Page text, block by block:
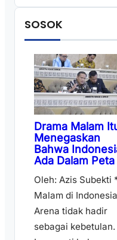
SOSOK
Drama Malam
Menegaskan
Bahwa
Ada Dalam Peta
Oleh: Azis Subekti
Malam di Indonesia
Arena tidak hadir
sebagai kebetulan.